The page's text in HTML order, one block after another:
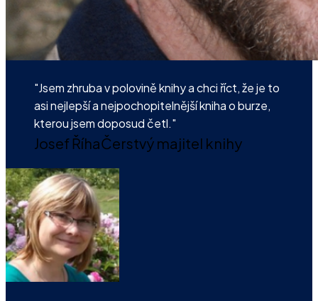
"Jsem zhruba v polovině knihy a chci říct, že je to
asi nejlepší a nejpochopitelnější kniha o burze,
kterou jsem doposud četl."
Josef ŘíhaČerstvý majitel knihy